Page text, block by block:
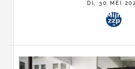
DI, 30 MEI